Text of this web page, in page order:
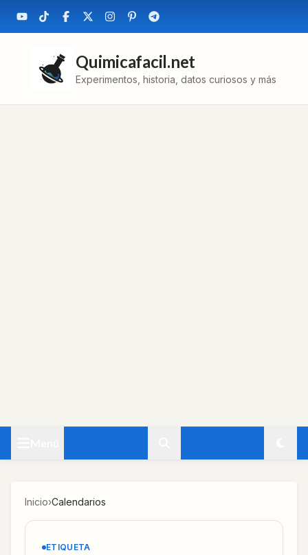
Quimicafacil.net
Experimentos, historia, datos curiosos y más
Inicio›Calendarios
ETIQUETA